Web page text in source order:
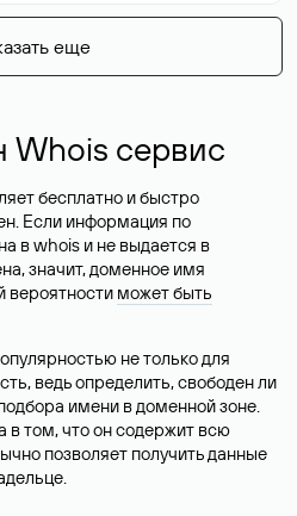
еще
Whois сервис
бесплатно и быстро
Если информация по
в whois и не выдается в
значит, доменное имя
вероятности может быть
не только для
ведь определить, свободен ли
имени в доменной зоне.
в том, что он содержит всю
позволяет получить данные